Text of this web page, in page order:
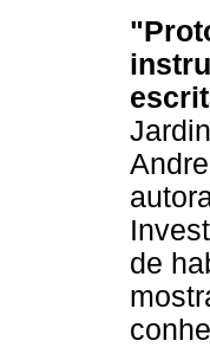
de